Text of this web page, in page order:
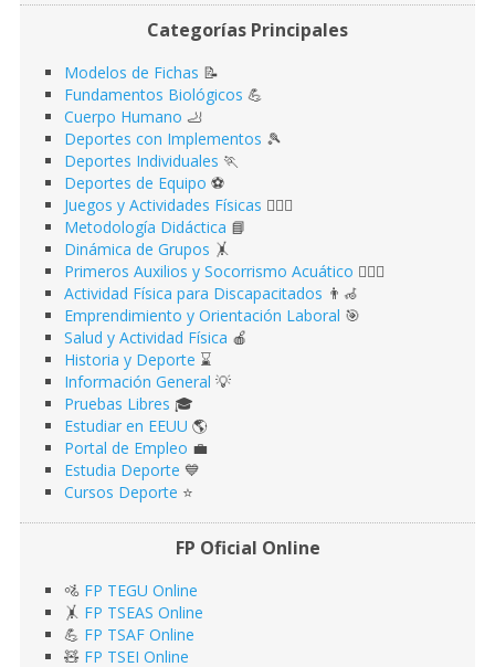
Categorías Principales
Modelos de Fichas 📝
Fundamentos Biológicos 💪
Cuerpo Humano 🦶
Deportes con Implementos 🎾
Deportes Individuales 🏃
Deportes de Equipo ⚽️
Juegos y Actividades Físicas 🤹🏻‍♂️
Metodología Didáctica 📘
Dinámica de Grupos 🤸
Primeros Auxilios y Socorrismo Acuático 🏊🏻‍♂️
Actividad Física para Discapacitados 👨‍🦽
Emprendimiento y Orientación Laboral 🎯
Salud y Actividad Física 🍎
Historia y Deporte ⌛️
Información General 💡
Pruebas Libres 🎓
Estudiar en EEUU 🌎​
Portal de Empleo 💼
Estudia Deporte 💙
Cursos Deporte ⭐️
FP Oficial Online
🚵 FP TEGU Online
🤸 FP TSEAS Online
💪 FP TSAF Online
🧸 FP TSEI Online